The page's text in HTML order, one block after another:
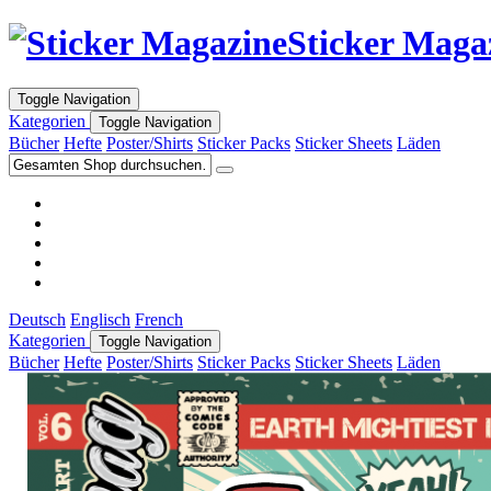
Sticker
Toggle Navigation
Kategorien Toggle Navigation
Bücher Hefte Poster/Shirts Sticker Packs Sticker Sheets Läden
Deutsch Englisch French
Kategorien
Toggle Navigation
Bücher Hefte Poster/Shirts Sticker Packs Sticker Sheets Läden